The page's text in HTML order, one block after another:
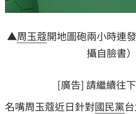
▲周玉蔻開地圖砲兩小時連
攝自臉書）
[廣告] 請繼續往
名嘴周玉蔻近日針對國民黨